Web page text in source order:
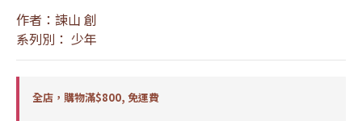
作者：諫山 創
系列別： 少年
全店，購物滿$800, 免運費